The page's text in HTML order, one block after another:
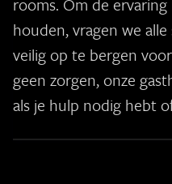
houden, vragen we
veilig op te bergen
geen zorgen, onze
als je hulp nodig hebt